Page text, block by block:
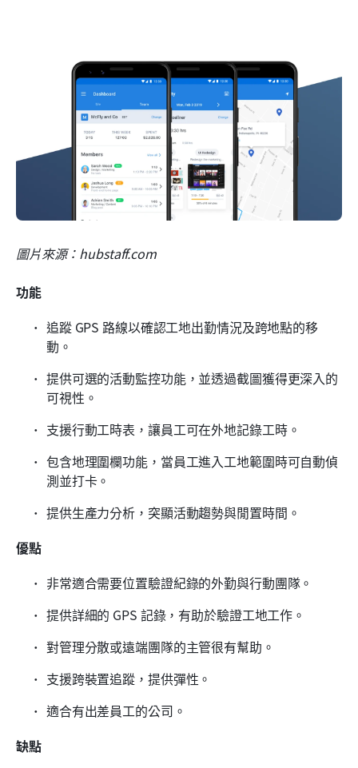
圖片來源：hubstaff.com
功能
追蹤 GPS 路線以確認工地出勤情況及跨地點的移
動。
提供可選的活動監控功能，並透過截圖獲得更深入的
可視性。
支援行動工時表，讓員工可在外地記錄工時。
包含地理圍欄功能，當員工進入工地範圍時可自動偵
測並打卡。
提供生產力分析，突顯活動趨勢與閒置時間。
優點
非常適合需要位置驗證紀錄的外勤與行動團隊。
提供詳細的 GPS 記錄，有助於驗證工地工作。
對管理分散或遠端團隊的主管很有幫助。
支援跨裝置追蹤，提供彈性。
適合有出差員工的公司。
缺點